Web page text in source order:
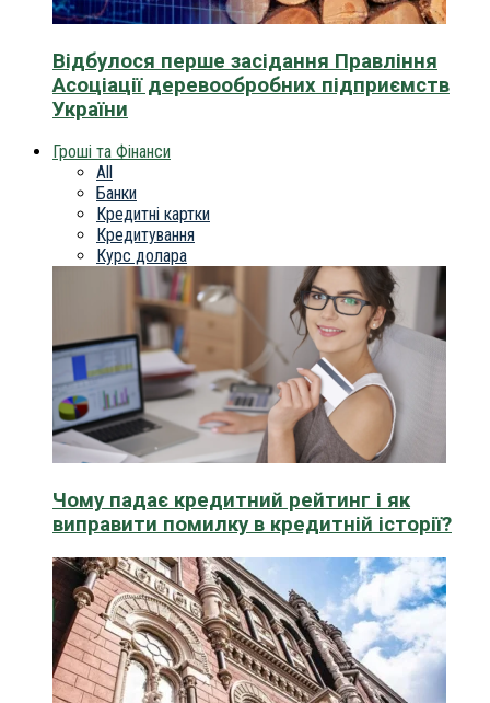
Відбулося перше засідання Правління
Асоціації деревообробних підприємств
України
Гроші та Фінанси
All
Банки
Кредитні картки
Кредитування
Курс долара
Чому падає кредитний рейтинг і як
виправити помилку в кредитній історії?